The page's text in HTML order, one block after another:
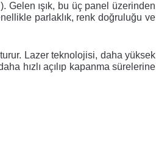
Gelen ışık, bu üç panel üzerinden
parlaklık, renk doğruluğu ve
Lazer teknolojisi, daha yüksek
hızlı açılıp kapanma sürelerine